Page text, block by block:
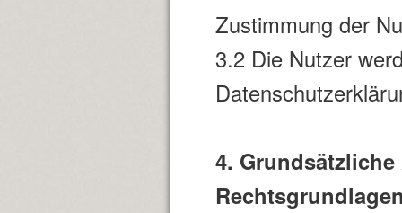
Zustimmung der
3.2 Die Nutzer
4.